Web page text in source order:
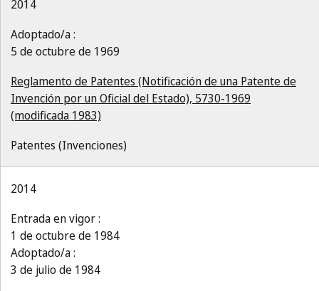
2014
Adoptado/a :
5 de octubre de 1969
Reglamento de Patentes (Notificación de una Patente de
Invención por un Oficial del Estado), 5730-1969
(modificada 1983)
Patentes (Invenciones)
2014
Entrada en vigor :
1 de octubre de 1984
Adoptado/a :
3 de julio de 1984